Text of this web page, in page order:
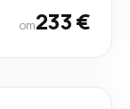
от233 €